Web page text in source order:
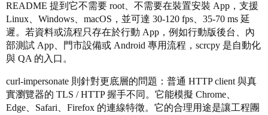
README 提到它不需要 root、不需要在裝置安裝 App，支援
Linux、Windows、macOS，並可達 30-120 fps、35-70 ms 延
遲。若資料或流程只存在於行動 App，例如行動版後台、內
部測試 App、門市設備或 Android 專用流程，scrcpy 是自動化
與 QA 的入口。
curl-impersonate 則針對更底層的問題：普通 HTTP client 與真
實瀏覽器的 TLS / HTTP 握手不同。它能模擬 Chrome、
Edge、Safari、Firefox 的連線特徵。它的合理用途是讓工程團